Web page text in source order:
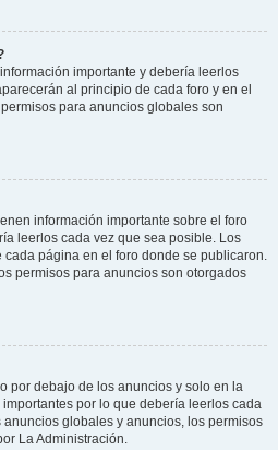
importante y debería leerlos
al principio de cada foro y en el
para anuncios globales son
información importante sobre el foro
leerlos cada vez que sea posible. Los
página en el foro donde se publicaron.
permisos para anuncios son otorgados
por debajo de los anuncios y solo en la
por lo que debería leerlos cada
globales y anuncios, los permisos
La Administración.